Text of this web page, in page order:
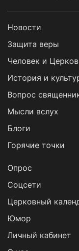
Новости
Защита веры
Человек и
История и
Вопрос
Мысли вслух
Блоги
Горячие точки
Опрос
Cоцсети
Церковный
Юмор
Личный кабинет